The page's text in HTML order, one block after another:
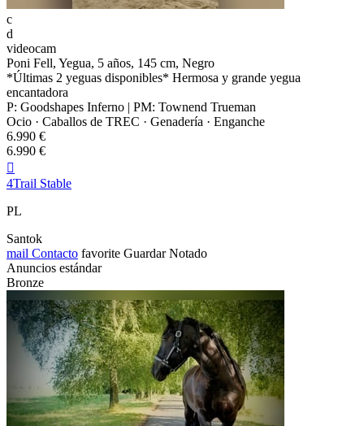
c
d
videocam
Poni Fell, Yegua, 5 años, 145 cm, Negro
*Últimas 2 yeguas disponibles* Hermosa y grande yegua
encantadora
P: Goodshapes Inferno | PM: Townend Trueman
Ocio · Caballos de TREC · Genadería · Enganche
6.990 €
6.990 €

4Trail Stable
PL
Santok
mail Contacto favorite Guardar Notado
Anuncios estándar
Bronze